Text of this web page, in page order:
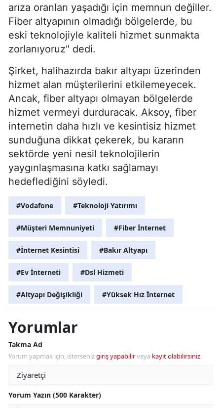
arıza oranları yaşadığı için memnun değiller.
Fiber altyapının olmadığı bölgelerde, bu
eski teknolojiyle kaliteli hizmet sunmakta
zorlanıyoruz" dedi.
Şirket, halihazırda bakır altyapı üzerinden
hizmet alan müşterilerini etkilemeyecek.
Ancak, fiber altyapı olmayan bölgelerde
hizmet vermeyi durduracak. Aksoy, fiber
internetin daha hızlı ve kesintisiz hizmet
sunduğuna dikkat çekerek, bu kararın
sektörde yeni nesil teknolojilerin
yaygınlaşmasına katkı sağlamayı
hedeflediğini söyledi.
#Vodafone #Teknoloji Yatırımı
#Müşteri Memnuniyeti #Fiber İnternet
#İnternet Kesintisi #Bakır Altyapı
#Ev İnterneti #Dsl Hizmeti
#Altyapı Değişikliği #Yüksek Hız İnternet
Yorumlar
Takma Ad
Yorum yapmak için, istersenizgiriş yapabilirveya kayıt olabilirsiniz.
Yorum Yazın (500 Karakter)